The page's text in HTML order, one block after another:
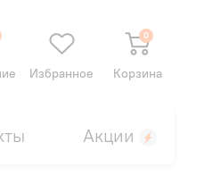
Избранное
0
Корзина
Акции